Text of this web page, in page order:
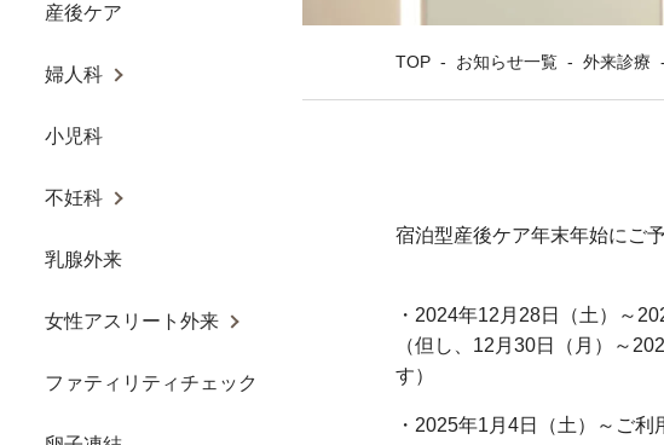
産後ケア
婦人科
小児科
不妊科
乳腺外来
女性アスリート外来
ファティリティチェック
TOP - お知らせ一覧 - 外来診療
宿泊型産後ケア年末年始にご
・2024年12月28日（土）～
（但し、12月30日（月）～
す）
・2025年1月4日（土）～ご